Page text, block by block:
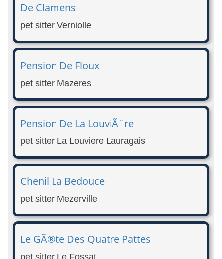
De Clamens
pet sitter Verniolle
Pension De Floux
pet sitter Mazeres
Pension De La LouviÃ¨re
pet sitter La Louviere Lauragais
Chenil La Bedouce
pet sitter Mezerville
Le GÃ®te Des Quatre Pattes
pet sitter Le Fossat